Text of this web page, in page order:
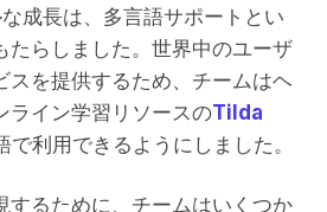
成長は、多言語サポートとい
たらしました。世界中のユーザ
スを提供するため、チームはヘ
ライン学習リソースのTilda
で利用できるようにしました。
するために、チームはいくつか